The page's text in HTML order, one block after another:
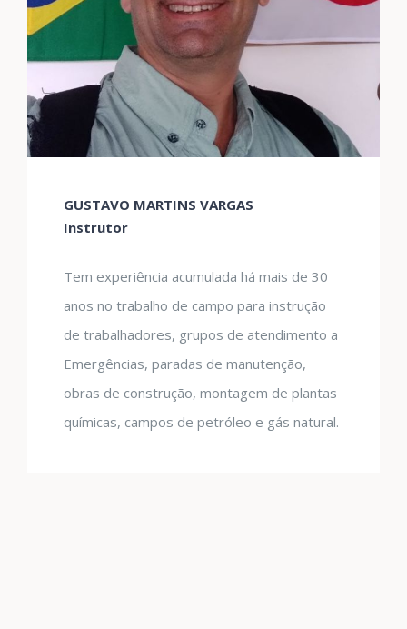
GUSTAVO MARTINS VARGAS
Instrutor
Tem experiência acumulada há mais de 30
anos no trabalho de campo para instrução
de trabalhadores, grupos de atendimento a
Emergências, paradas de manutenção,
obras de construção, montagem de plantas
químicas, campos de petróleo e gás natural.